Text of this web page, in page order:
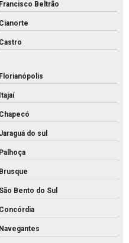
Francisco Beltrão
Cianorte
Castro
Florianópolis
Itajaí
Chapecó
Jaraguá do sul
Palhoça
Brusque
São Bento do Sul
Concórdia
Navegantes